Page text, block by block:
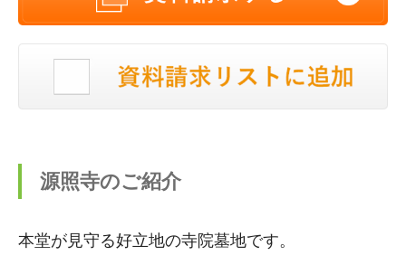
源照寺のご紹介
本堂が見守る好立地の寺院墓地です。